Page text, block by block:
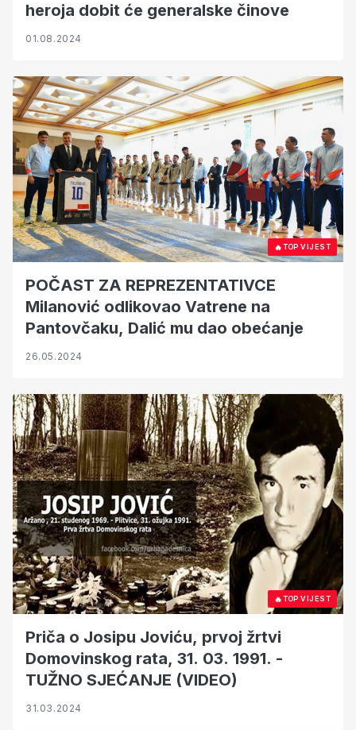
heroja dobit će generalske činove
01.08.2024
🔥TOP VIJEST
POČAST ZA REPREZENTATIVCE
Milanović odlikovao Vatrene na
Pantovčaku, Dalić mu dao obećanje
26.05.2024
🔥TOP VIJEST
Priča o Josipu Joviću, prvoj žrtvi
Domovinskog rata, 31. 03. 1991. -
TUŽNO SJEĆANJE (VIDEO)
31.03.2024